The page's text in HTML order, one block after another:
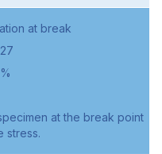
at break
%
at the break point
stress.